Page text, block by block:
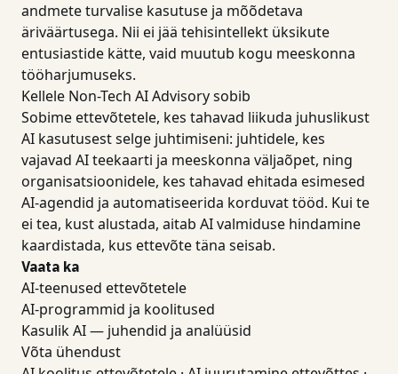
andmete turvalise kasutuse ja mõõdetava
äriväärtusega. Nii ei jää tehisintellekt üksikute
entusiastide kätte, vaid muutub kogu meeskonna
tööharjumuseks.
Kellele Non-Tech AI Advisory sobib
Sobime ettevõtetele, kes tahavad liikuda juhuslikust
AI kasutusest selge juhtimiseni: juhtidele, kes
vajavad AI teekaarti ja meeskonna väljaõpet, ning
organisatsioonidele, kes tahavad ehitada esimesed
AI-agendid ja automatiseerida korduvat tööd. Kui te
ei tea, kust alustada, aitab AI valmiduse hindamine
kaardistada, kus ettevõte täna seisab.
Vaata ka
AI-teenused ettevõtetele
AI-programmid ja koolitused
Kasulik AI — juhendid ja analüüsid
Võta ühendust